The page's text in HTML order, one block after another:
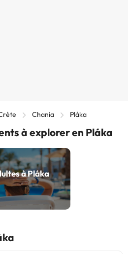
Chania Pláka
à explorer en Pláka
à Pláka